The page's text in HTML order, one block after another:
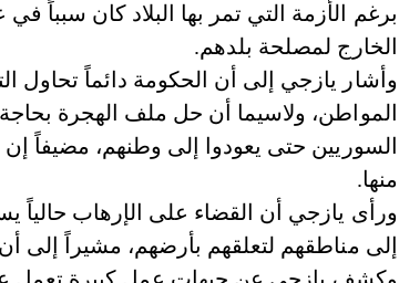
برغم الأزمة التي تمر بها البلاد كان سبباً
الخارج لمصلحة بلدهم.
وأشار يازجي إلى أن الحكومة دائماً تحاول
المواطن، ولاسيما أن حل ملف الهجرة
السوريين حتى يعودوا إلى وطنهم، مضيفاً
منها.
ورأى يازجي أن القضاء على الإرهاب حالياً
إلى مناطقهم لتعلقهم بأرضهم، مشيراً إلى